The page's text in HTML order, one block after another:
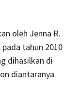
oleh Jenna R.
tahun 2010
dihasilkan di
diantaranya